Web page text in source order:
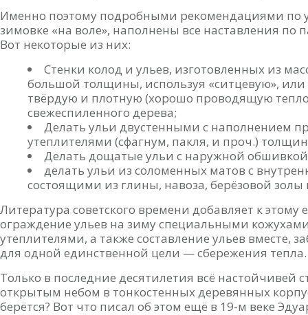
Именно поэтому подробными рекомендациями по
зимовке «на воле», наполнены все наставления по
Вот некоторые из них:
Стенки колод и ульев, изготовленных из
большой толщины, используя «ситцевую»,
твёрдую и плотную (хорошо проводящую
свежеспиленного дерева;
Делать ульи двустенными с наполнением
утеплителями (сфагнум, пакля, и проч.)
Делать дощатые ульи с наружной
делать ульи из соломенных матов с
состоящими из глины, навоза, берёзовой
Литература советского времени добавляет к
ограждение ульев на зиму специальными
утеплителями, а также составление ульев вместе,
для одной единственной цели — сбережения тепла.
Только в последние десятилетия всё настойчивей
открытым небом в тонкостенных деревянных
берётся? Вот что писал об этом ещё в 19-м веке